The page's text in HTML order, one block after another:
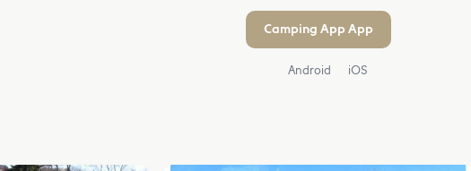
Camping App App
Android iOS